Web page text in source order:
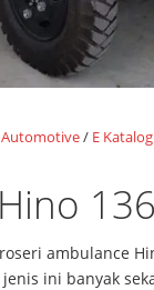
Automotive/ E
ambulance
ini banyak